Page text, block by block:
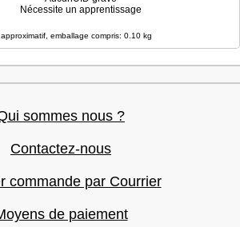
Nécessite un apprentissage
emballage compris: 0.10 kg
sommes nous ?
Contactez-nous
commande par Courrier
de paiement